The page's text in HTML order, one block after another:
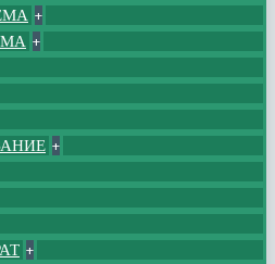
+
+
+
+